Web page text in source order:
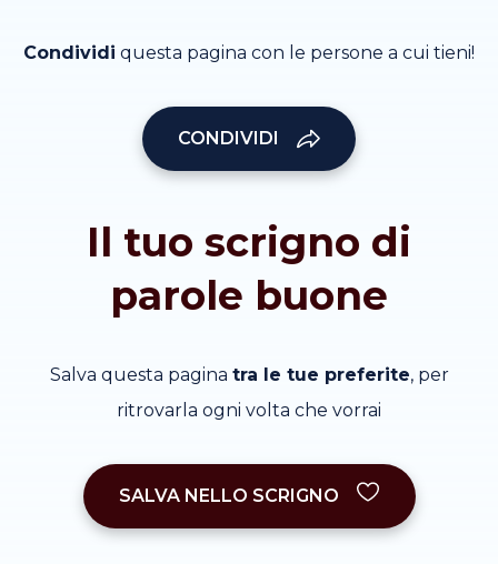
Condividi questa pagina con le persone a cui tieni!
CONDIVIDI
Il tuo scrigno di
parole buone
Salva questa pagina tra le tue preferite, per
ritrovarla ogni volta che vorrai
SALVA NELLO SCRIGNO